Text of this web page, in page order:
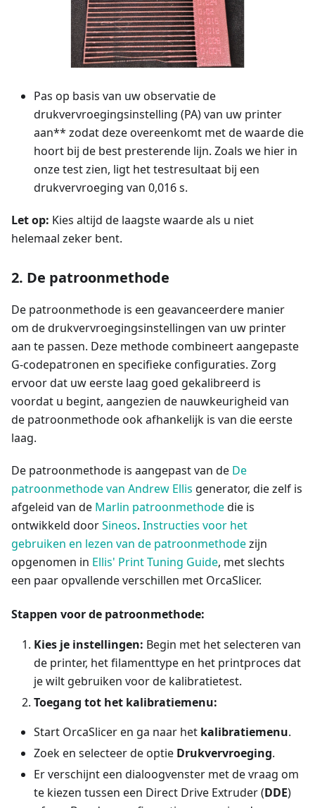
Pas op basis van uw observatie de
drukvervroegingsinstelling (PA) van uw printer
aan** zodat deze overeenkomt met de waarde die
hoort bij de best presterende lijn. Zoals we hier in
onze test zien, ligt het testresultaat bij een
drukvervroeging van 0,016 s.
Let op: Kies altijd de laagste waarde als u niet
helemaal zeker bent.
2. De patroonmethode
De patroonmethode is een geavanceerdere manier
om de drukvervroegingsinstellingen van uw printer
aan te passen. Deze methode combineert aangepaste
G-codepatronen en specifieke configuraties. Zorg
ervoor dat uw eerste laag goed gekalibreerd is
voordat u begint, aangezien de nauwkeurigheid van
de patroonmethode ook afhankelijk is van die eerste
laag.
De patroonmethode is aangepast van de De
patroonmethode van Andrew Ellis generator, die zelf is
afgeleid van de Marlin patroonmethodedie is
ontwikkeld doorSineos. Instructies voor het
gebruiken en lezen van de patroonmethodezijn
opgenomen in Ellis' Print Tuning Guide, met slechts
een paar opvallende verschillen met OrcaSlicer.
Stappen voor de patroonmethode:
Kies je instellingen: Begin met het selecteren van
de printer, het filamenttype en het printproces dat
je wilt gebruiken voor de kalibratietest.
Toegang tot het kalibratiemenu:
Start OrcaSlicer en ga naar het kalibratiemenu.
Zoek en selecteer de optie Drukvervroeging.
Er verschijnt een dialoogvenster met de vraag om
te kiezen tussen een Direct Drive Extruder (DDE)